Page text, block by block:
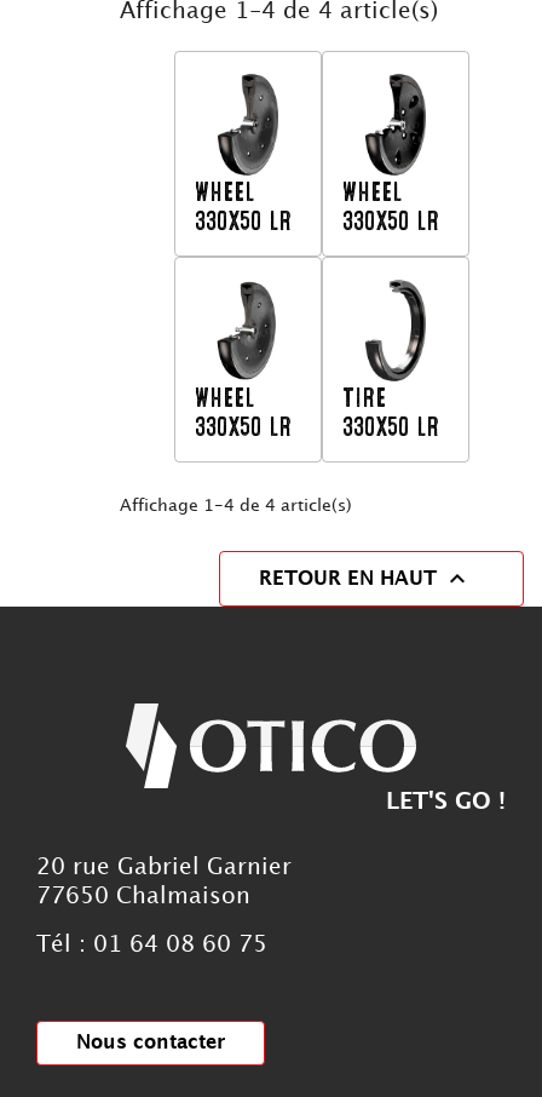
Affichage 1-4 de 4 article(s)
WHEEL
330X50 LR
WHEEL
330X50 LR
WHEEL
330X50 LR
TIRE
330X50 LR
Affichage 1-4 de 4 article(s)
RETOUR EN HAUT 
LET'S GO !
20 rue Gabriel Garnier
77650 Chalmaison
Tél : 01 64 08 60 75
Nous contacter